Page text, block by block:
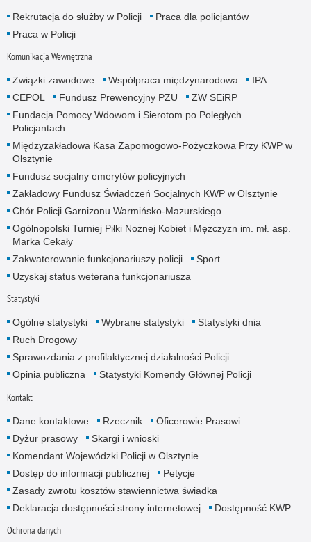
Rekrutacja do służby w Policji
Praca dla policjantów
Praca w Policji
Komunikacja Wewnętrzna
Związki zawodowe Współpraca międzynarodowa
IPA
CEPOL
Fundusz Prewencyjny PZU
ZW SEiRP
Fundacja Pomocy Wdowom i Sierotom po Poległych
Policjantach
Międzyzakładowa Kasa Zapomogowo-Pożyczkowa Przy KWP w
Olsztynie
Fundusz socjalny emerytów policyjnych
Zakładowy Fundusz Świadczeń Socjalnych KWP w Olsztynie
Chór Policji Garnizonu Warmińsko-Mazurskiego
Ogólnopolski Turniej Piłki Nożnej Kobiet i Mężczyzn im. mł. asp.
Marka Cekały
Zakwaterowanie funkcjonariuszy policji
Sport
Uzyskaj status weterana funkcjonariusza
Statystyki
Ogólne statystyki Wybrane statystyki
Statystyki dnia
Ruch Drogowy
Sprawozdania z profilaktycznej działalności Policji
Opinia publiczna
Statystyki Komendy Głównej Policji
Kontakt
Dane kontaktowe Rzecznik
Oficerowie Prasowi
Dyżur prasowy
Skargi i wnioski
Komendant Wojewódzki Policji w Olsztynie
Dostęp do informacji publicznej
Petycje
Zasady zwrotu kosztów stawiennictwa świadka
Deklaracja dostępności strony internetowej
Dostępność KWP
Ochrona danych